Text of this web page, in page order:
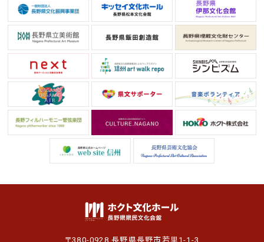
〒380-0928 長野県長野市若里1-1-3